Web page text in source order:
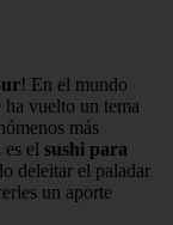
! En el mundo
ha vuelto un tema
más
el sushi para
deleitar el paladar
un aporte